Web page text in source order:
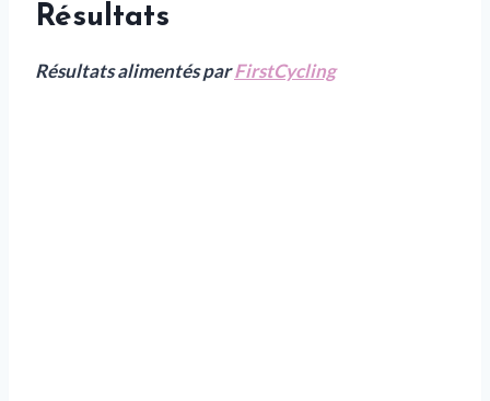
Résultats
Résultats alimentés parFirstCycling